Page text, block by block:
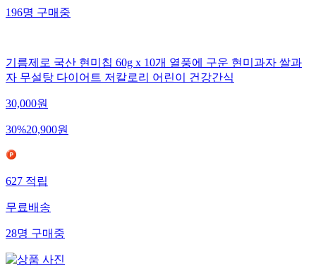
196명 구매중
기름제로 국산 현미칩 60g x 10개 열풍에 구운 현미과자 쌀과
자 무설탕 다이어트 저칼로리 어린이 건강간식
30,000원
30%20,900원
627적립
무료배송
28명구매중